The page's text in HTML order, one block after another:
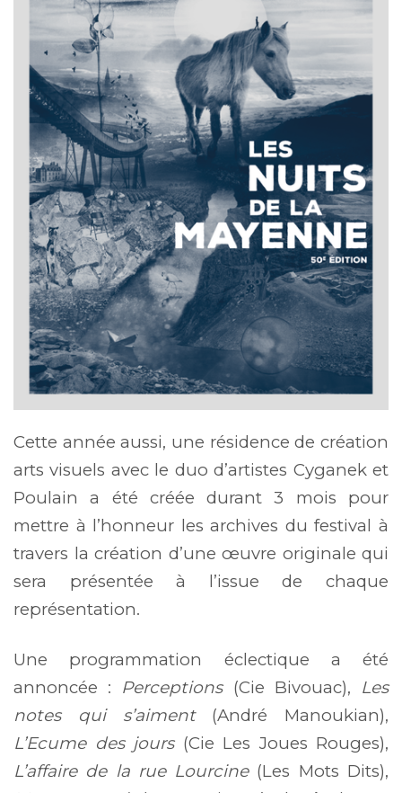
Cette année aussi, une résidence de création
arts visuels avec le duo d’artistes Cyganek et
Poulain a été créée durant 3 mois pour
mettre à l’honneur les archives du festival à
travers la création d’une œuvre originale qui
sera présentée à l’issue de chaque
représentation.
Une programmation éclectique a été
annoncée : Perceptions(Cie Bivouac), Les
notes qui s’aiment (André Manoukian),
L’Ecume des jours(Cie Les Joues Rouges),
L’affaire de la rue Lourcine(Les Mots Dits),